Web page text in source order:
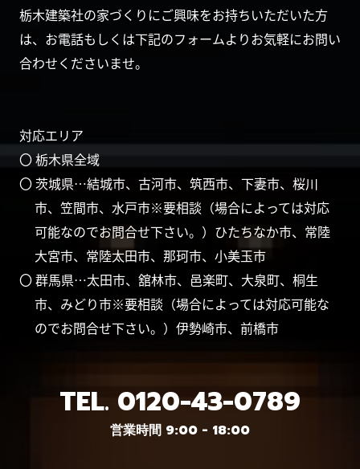
栃木建築社の家づくりにご興味をお持ちいただいた方
は、お電話もしくは下記のフォームよりお気軽にお問い
合わせくださいませ。
対応エリア
〇 栃木県全域
〇 茨城県…結城市、古河市、筑西市、下妻市、桜川
市、笠間市、水戸市※要相談（場合によっては対応
可能なのでお問合せ下さい。）ひたちなか市、常陸
大宮市、常陸太田市、那珂市、小美玉市
〇 群馬県…太田市、舘林市、邑楽町、大泉町、桐生
市、みどり市※要相談（場合によっては対応可能な
のでお問合せ下さい。）伊勢崎市、前橋市
TEL. 0120-43-0789
営業時間 9:00 - 18:00